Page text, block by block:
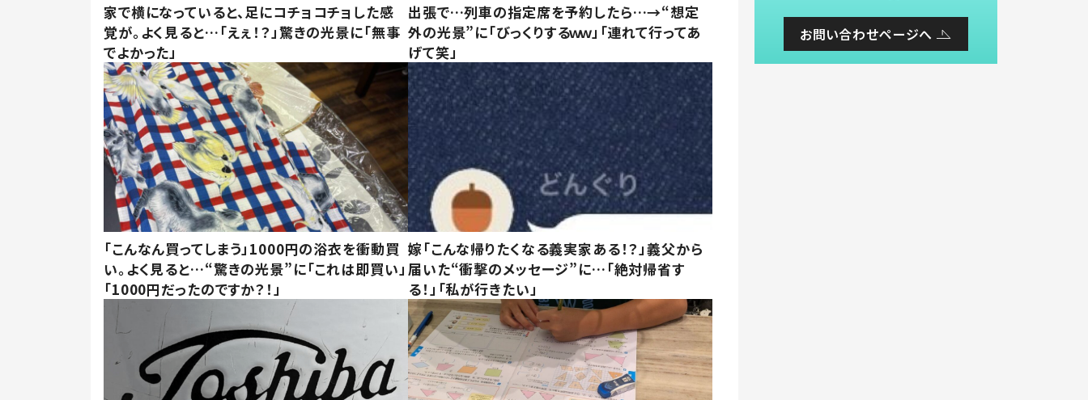
家で横になっていると、足にコチョコチョした感
覚が。よく見ると…「えぇ！？」驚きの光景に「無事
でよかった」
出張で…列車の指定席を予約したら…→“想定
外の光景”に「びっくりするｗｗ」「連れて行ってあ
げて笑」
「こんなん買ってしまう」1000円の浴衣を衝動買
い。よく見ると…“驚きの光景”に「これは即買い」
「1000円だったのですか？！」
嫁「こんな帰りたくなる義実家ある！？」義父から
届いた“衝撃のメッセージ”に…「絶対帰省す
る！」「私が行きたい」
お問い合わせページへ